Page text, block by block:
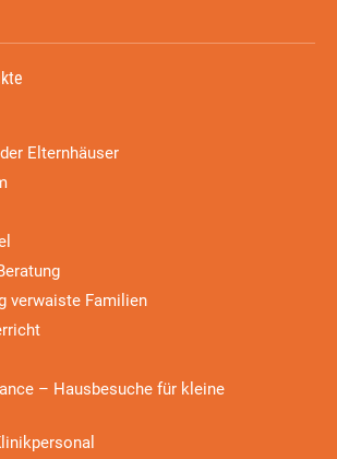
Elternhäuser
verwaiste Familien
– Hausbesuche für kleine